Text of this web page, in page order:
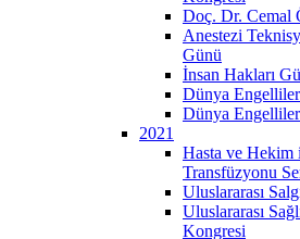
Doç. Dr.
Anestezi
Günü
İnsan Hakları
Dünya
Dünya
2021
Hasta ve
Transfüzyonu
Uluslararası
Uluslararası
Kongresi